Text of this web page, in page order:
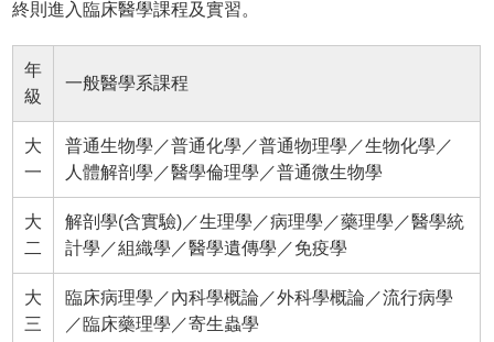
終則進入臨床醫學課程及實習。
年
級
一般醫學系課程
大
一
普通生物學／普通化學／普通物理學／生物化學／
人體解剖學／醫學倫理學／普通微生物學
大
二
解剖學(含實驗)／生理學／病理學／藥理學／醫學統
計學／組織學／醫學遺傳學／免疫學
大
三
臨床病理學／內科學概論／外科學概論／流行病學
／臨床藥理學／寄生蟲學